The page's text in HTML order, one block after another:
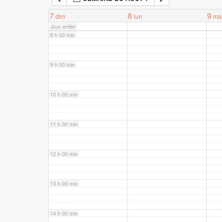
7 dim 8 lun 9
Jour entier
7 h 00 min
8 h 00 min
9 h 00 min
10 h 00 min
11 h 00 min
12 h 00 min
13 h 00 min
14 h 00 min